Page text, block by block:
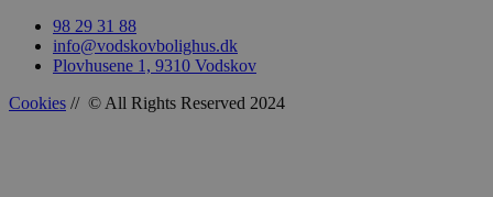
98 29 31 88
info@vodskovbolighus.dk
Plovhusene 1, 9310 Vodskov
Cookies // © All Rights Reserved 2024